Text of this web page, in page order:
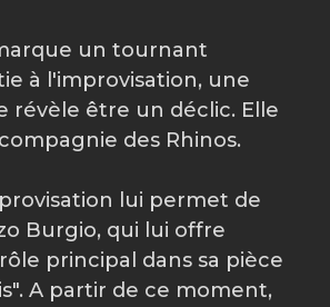
un tournant
à l'improvisation, une
révèle être un déclic. Elle
des Rhinos.
lui permet de
Burgio, qui lui offre
principal dans sa pièce
A partir de ce moment,